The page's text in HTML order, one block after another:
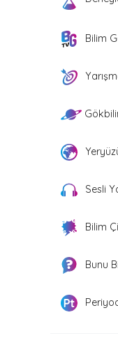
Bilim
Sesli
Bilim
Bunu